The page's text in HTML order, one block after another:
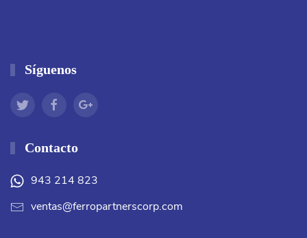
Síguenos
Contacto
943 214 823
ventas@ferropartnerscorp.com